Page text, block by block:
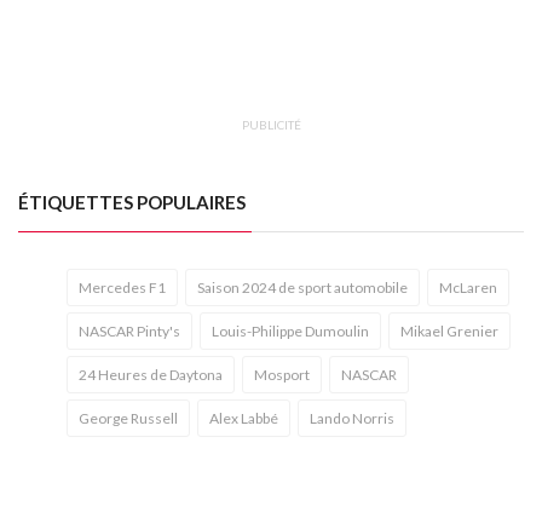
PUBLICITÉ
ÉTIQUETTES POPULAIRES
Mercedes F1 Saison 2024 de sport automobile McLaren
NASCAR Pinty's Louis-Philippe Dumoulin Mikael Grenier
24 Heures de Daytona Mosport NASCAR
George Russell Alex Labbé Lando Norris